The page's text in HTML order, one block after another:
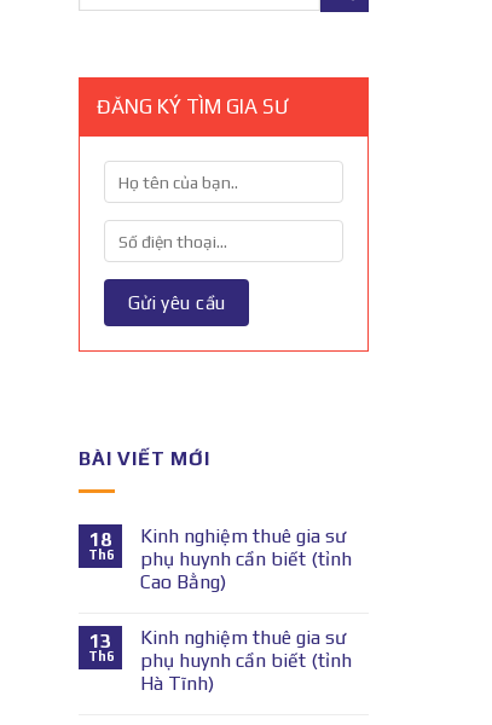
ĐĂNG KÝ TÌM GIA SƯ
BÀI VIẾT MỚI
18
Th6
Kinh nghiệm thuê gia sư
phụ huynh cần biết (tỉnh
Cao Bằng)
13
Th6
Kinh nghiệm thuê gia sư
phụ huynh cần biết (tỉnh
Hà Tĩnh)